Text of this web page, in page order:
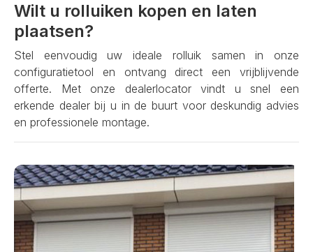
Wilt u rolluiken kopen en laten
plaatsen?
Stel eenvoudig uw ideale rolluik samen in onze
configuratietool en ontvang direct een vrijblijvende
offerte. Met onze dealerlocator vindt u snel een
erkende dealer bij u in de buurt voor deskundig advies
en professionele montage.